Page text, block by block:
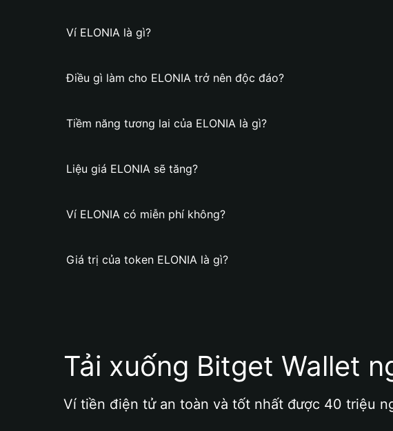
Ví ELONIA là gì?
Điều gì làm cho ELONIA trở nên độc đáo?
Tiềm năng tương lai của ELONIA là gì?
Liệu giá ELONIA sẽ tăng?
Ví ELONIA có miễn phí không?
Giá trị của token ELONIA là gì?
Tải xuống Bitget Wallet
Ví tiền điện tử an toàn và tốt nhất được 40 triệu